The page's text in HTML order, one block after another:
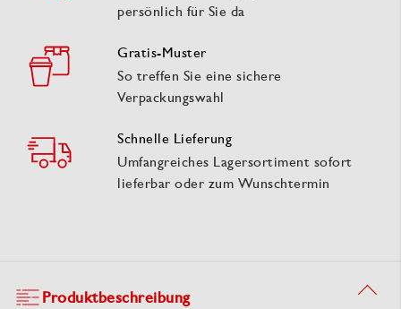
persönlich für Sie da
Gratis-Muster
So treffen Sie eine sichere
Verpackungswahl
Schnelle Lieferung
Umfangreiches Lagersortiment sofort
lieferbar oder zum Wunschtermin
Produktbeschreibung